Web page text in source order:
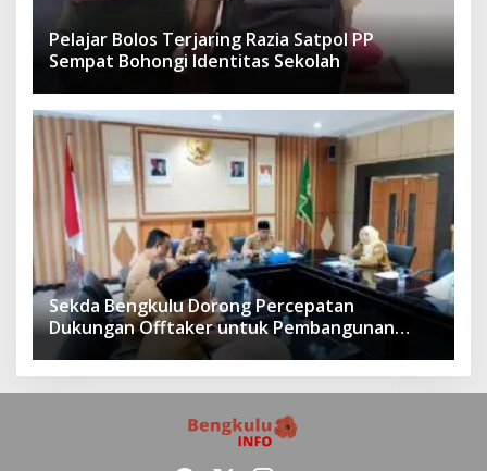
Pelajar Bolos Terjaring Razia Satpol PP
Sempat Bohongi Identitas Sekolah
Sekda Bengkulu Dorong Percepatan
Dukungan Offtaker untuk Pembangunan
TPST Regional